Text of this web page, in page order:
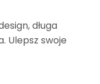
długa
Ulepsz swoje